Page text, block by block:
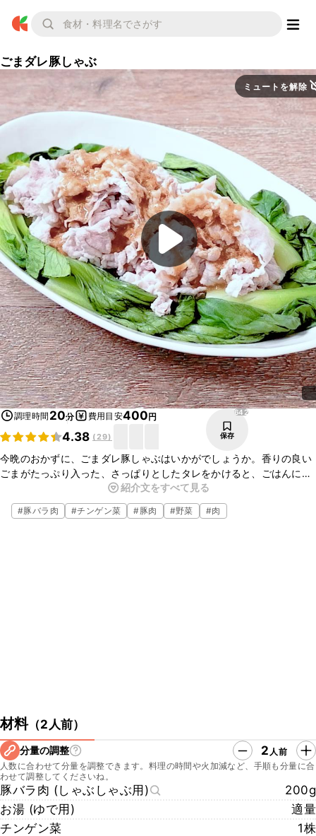
ごまダレ豚しゃぶ
ミュートを解除
調理時間 20分 費用目安400円
4.38 (29)
642
保存
今晩のおかずに、ごまダレ豚しゃぶはいかがでしょうか。香りの良い
ごまがたっぷり入った、さっぱりとしたタレをかけると、ごはんに
ぴったりのおかずになりますよ。お酒のおつまみにもぴったりなの
で、ぜひお試しくださいね。
紹介文をすべて見る
#豚バラ肉 #チンゲン菜 #豚肉 #野菜 #肉
材料（2人前）
分量の調整 2 人前
人数に合わせて分量を調整できます。料理の時間や火加減など、手順も分量に合
わせて調整してくださいね。
豚バラ肉 (しゃぶしゃぶ用)
200g
お湯 (ゆで用)
適量
チンゲン菜
1株